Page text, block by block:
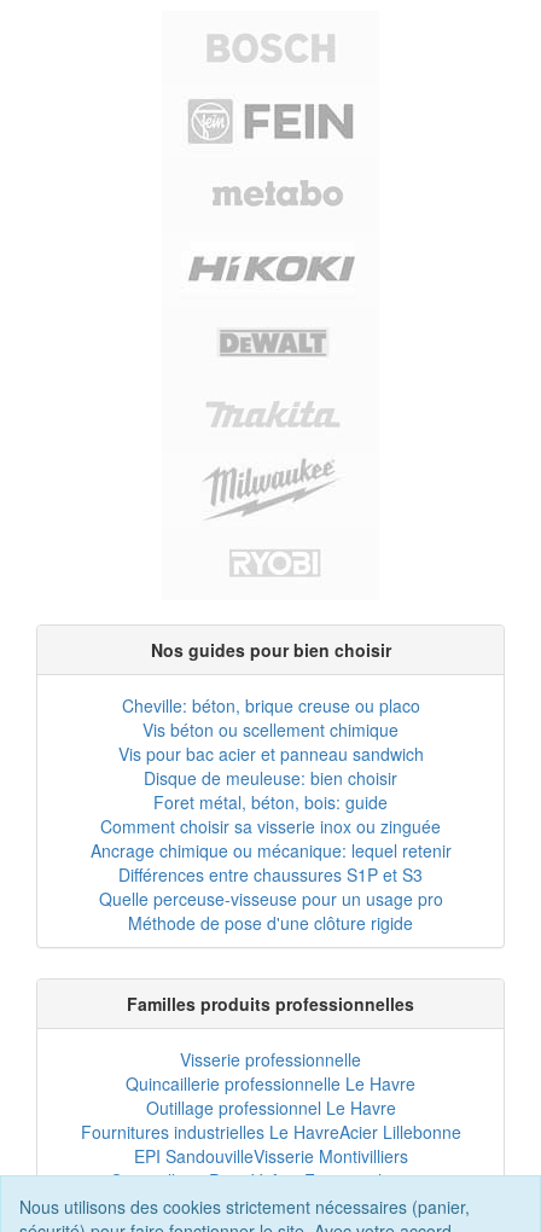
Nous utilisons des cookies strictement nécessaires (panier,
Nos guides pour bien choisir
Cheville: béton, brique creuse ou placo
Vis béton ou scellement chimique
Vis pour bac acier et panneau sandwich
Disque de meuleuse: bien choisir
Foret métal, béton, bois: guide
Comment choisir sa visserie inox ou zinguée
Ancrage chimique ou mécanique: lequel retenir
Différences entre chaussures S1P et S3
Quelle perceuse-visseuse pour un usage pro
Méthode de pose d'une clôture rigide
Familles produits professionnelles
Visserie professionnelle
Quincaillerie professionnelle Le Havre
Outillage professionnel Le Havre
Fournitures industrielles Le HavreAcier Lillebonne
EPI SandouvilleVisserie Montivilliers
Quincaillerie Port-JérômeFixation chantier
EPI professionnelOutillage maintenance